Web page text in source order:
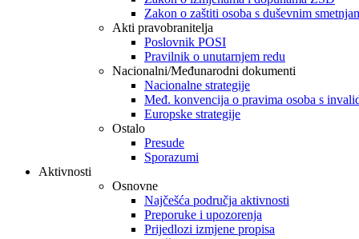
Zakon o zaštiti osoba s duševnim
Akti pravobranitelja
Poslovnik POSI
Pravilnik o unutarnjem redu
Nacionalni/Međunarodni dokumenti
Nacionalne strategije
Međ. konvencija o pravima osoba s
Europske strategije
Ostalo
Presude
Sporazumi
Aktivnosti
Osnovne
Najčešća područja aktivnosti
Preporuke i upozorenja
Prijedlozi izmjene propisa